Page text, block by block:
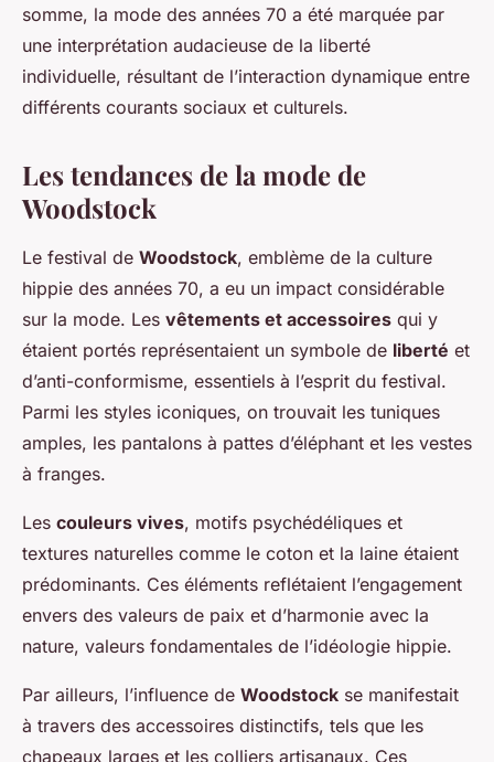
somme, la mode des années 70 a été marquée par
une interprétation audacieuse de la liberté
individuelle, résultant de l’interaction dynamique entre
différents courants sociaux et culturels.
Les tendances de la mode de
Woodstock
Le festival de Woodstock, emblème de la culture
hippie des années 70, a eu un impact considérable
sur la mode. Les vêtements et accessoires qui y
étaient portés représentaient un symbole de liberté et
d’anti-conformisme, essentiels à l’esprit du festival.
Parmi les styles iconiques, on trouvait les tuniques
amples, les pantalons à pattes d’éléphant et les vestes
à franges.
Les couleurs vives, motifs psychédéliques et
textures naturelles comme le coton et la laine étaient
prédominants. Ces éléments reflétaient l’engagement
envers des valeurs de paix et d’harmonie avec la
nature, valeurs fondamentales de l’idéologie hippie.
Par ailleurs, l’influence de Woodstock se manifestait
à travers des accessoires distinctifs, tels que les
chapeaux larges et les colliers artisanaux. Ces